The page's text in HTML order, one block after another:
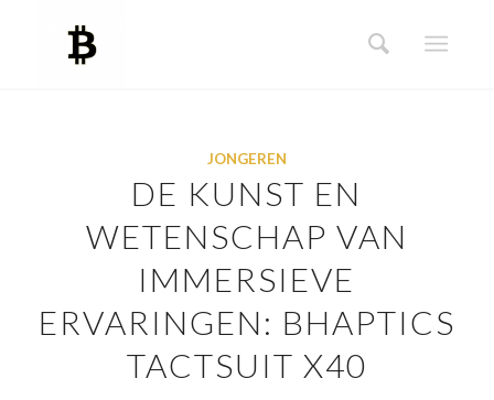
JONGEREN
DE KUNST EN
WETENSCHAP VAN
IMMERSIEVE
ERVARINGEN: BHAPTICS
TACTSUIT X40